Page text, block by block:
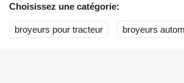
Choisissez une catégorie:
broyeurs pour tracteur broyeurs